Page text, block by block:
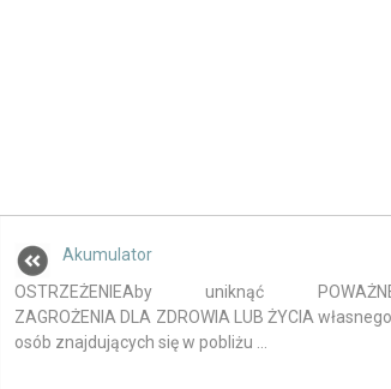
Akumulator
OSTRZEŻENIEAby uniknąć
ZAGROŻENIA DLA ZDROWIA LUB ŻYCIA
osób znajdujących się w pobliżu ...